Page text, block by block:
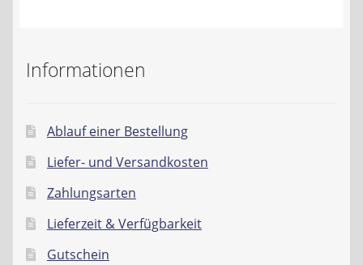
Informationen
Ablauf einer Bestellung
Liefer- und Versandkosten
Zahlungsarten
Lieferzeit & Verfügbarkeit
Gutschein